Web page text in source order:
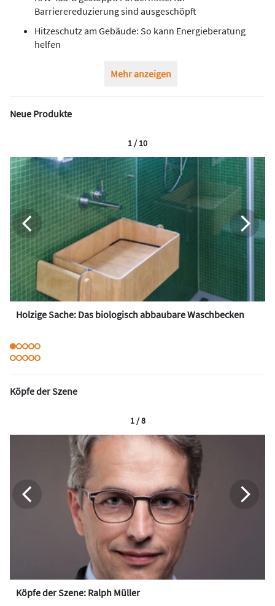
Barrierereduzierung sind ausgeschöpft
Hitzeschutz am Gebäude: So kann Energieberatung
helfen
Mehr anzeigen
Neue Produkte
Holzige Sache: Das biologisch abbaubare Waschbecken
1 / 10
Köpfe der Szene
Köpfe der Szene: Ralph Müller
1 / 8